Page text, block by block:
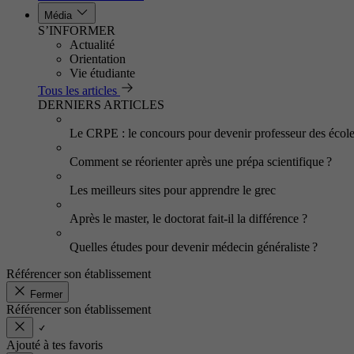
Média
S’INFORMER
Actualité
Orientation
Vie étudiante
Tous les articles
DERNIERS ARTICLES
Le CRPE : le concours pour devenir professeur des
Comment se réorienter après une prépa scientifique ?
Les meilleurs sites pour apprendre le grec
Après le master, le doctorat fait-il la différence ?
Quelles études pour devenir médecin généraliste ?
Référencer son établissement
Fermer
Référencer son établissement
Ajouté à tes favoris